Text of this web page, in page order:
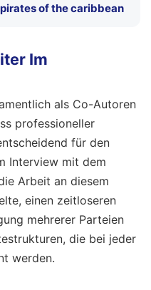
of the caribbean
Im
als Co-Autoren
professioneller
für den
Interview mit dem
Arbeit an diesem
einen zeitloseren
mehrerer Parteien
die bei jeder
werden.